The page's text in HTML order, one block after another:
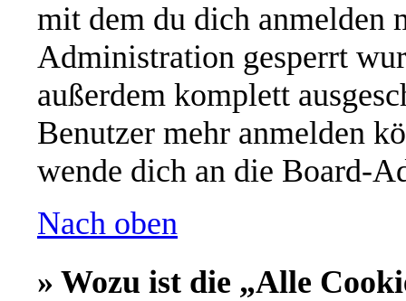
mit dem du dich anmelden
Administration gesperrt
außerdem komplett
Benutzer mehr anmelden
wende dich an die Board-
Nach oben
» Wozu ist die „Alle